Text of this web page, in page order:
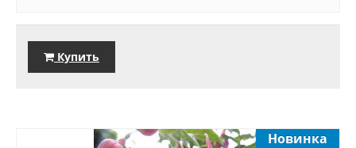
Купить
Новинка